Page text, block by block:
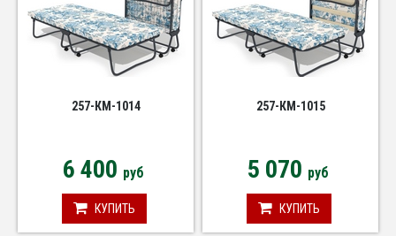
257-КМ-1014
6 400 руб
КУПИТЬ
257-КМ-1015
5 070 руб
КУПИТЬ